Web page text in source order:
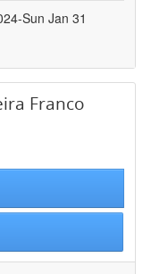
Sun Jan 31
Franco